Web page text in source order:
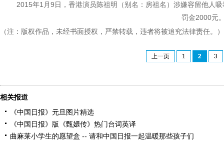
2015年1月9日，香港演员陈祖明（别名：房祖名）涉嫌容留他人
罚金2000元
（注：版权作品，未经书面授权，严禁转载，违者将被追究法律责任。）
上一页 1 2 3
相关报道
《中国日报》元旦图片精选
《中国日报》版《甄嬛传》热门台词英译
曲麻莱小学生的愿望盒 -- 请和中国日报一起温暖那些孩子们